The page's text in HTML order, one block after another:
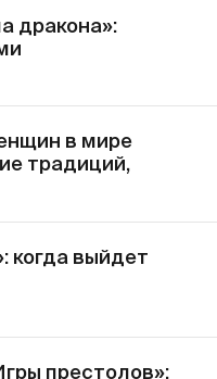
дракона»:
в мире
традиций,
когда выйдет
престолов»: